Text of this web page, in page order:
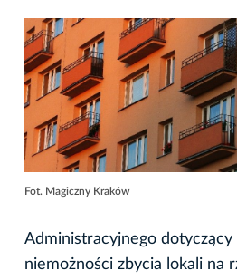
Fot. Magiczny Kraków
Administracyjnego dotyczący
niemożności zbycia lokali na